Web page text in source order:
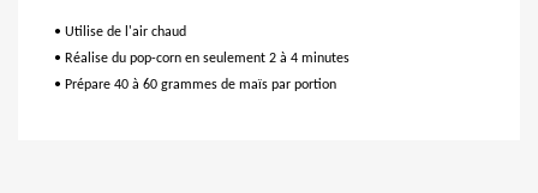
• Utilise de l'air chaud
• Réalise du pop-corn en seulement 2 à 4 minutes
• Prépare 40 à 60 grammes de maïs par portion